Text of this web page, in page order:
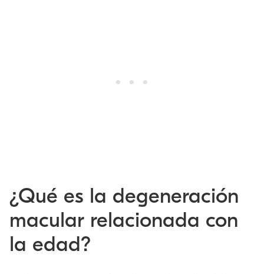
¿Qué es la degeneración
macular relacionada con
la edad?